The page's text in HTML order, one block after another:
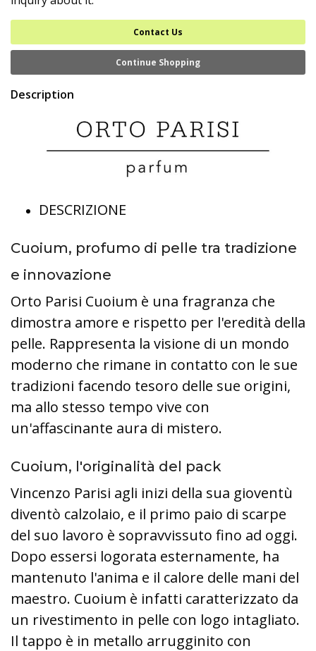
Contact Us
Continue Shopping
Description
DESCRIZIONE
Cuoium, profumo di pelle tra tradizione
e innovazione
Orto Parisi Cuoium è una fragranza che
dimostra amore e rispetto per l'eredità della
pelle. Rappresenta la visione di un mondo
moderno che rimane in contatto con le sue
tradizioni facendo tesoro delle sue origini,
ma allo stesso tempo vive con
un'affascinante aura di mistero.
Cuoium, l'originalità del pack
Vincenzo Parisi agli inizi della sua gioventù
diventò calzolaio, e il primo paio di scarpe
del suo lavoro è sopravvissuto fino ad oggi.
Dopo essersi logorata esternamente, ha
mantenuto l'anima e il calore delle mani del
maestro. Cuoium è infatti caratterizzato da
un rivestimento in pelle con logo intagliato.
Il tappo è in metallo arrugginito con